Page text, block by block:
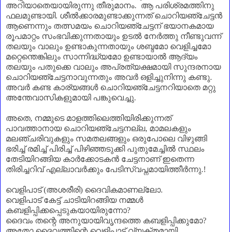
അറിയാതെയായിരുന്നു തീരുമാനം. ആ പരിശ്രമത്തിനു
ഫലമുണ്ടായി. ശീൽക്കാരമുണ്ടാക്കുന്നത് ചൊറിയഞ്ചേട്ടൻ
ആണെന്നും തത്സമയം ചൊറിയഞ്ചേട്ടന്‌ ഭയാനകമായ
രൂപമാറ്റം സംഭവിക്കുന്നതായും ഉടൽ നേർത്തു നീണ്ടുവന്ന്
തലയും വാലും ഉണ്ടാകുന്നതായും ശബ്ദമോ വെളിച്ചമോ
മറ്റെന്തെങ്കിലും സാന്നിദ്ധ്യമോ ഉണ്ടായാൽ ആദ്യം
തലയും പതുക്കെ വാലും അപ്രത്യക്ഷമായി സുന്ദരനായ
ചൊറിയഞ്ചേട്ടനാവുന്നതും അവർ ഒളിച്ചുനിന്നു കണ്ടു.
അവർ കണ്ട കാര്യങ്ങൾ ചൊറിയഞ്ചേട്ടനറിയാതെ മറ്റു
അന്തേവാസികളുമായി പങ്കുവെച്ചു.
അതെ, നമ്മുടെ മാളത്തിലെത്തിയിരിക്കുന്നത്
പാവത്താനായ ചൊറിയഞ്ചേട്ടനല്ല, മാമലകളും
മലഞ്ചരിവുകളും സമതലങ്ങളും ഒരുപോലെ വിഴുങ്ങി
ഭരിച്ച് രമിച്ച് പിരിച്ച് പിഴിഞ്ഞടുക്കി പുതുമേച്ചിൽ സ്ഥലം
തേടിയിറങ്ങിയ കാർക്കോടകൻ ചേട്ടനാണ്‌ ഇതെന്ന
തിരിച്ചറിവ് എല്ലാവർക്കും പേടിസ്വപ്നമായിത്തീർന്നു.!
വെളിപാട് (അശരീരി) ദൈവികമാണല്ലോ.
വെളിപാട് കേട്ട് ചാടിയിറങ്ങിയ നമ്മൾ
കബളിപ്പിക്കപ്പെടുകയായിരുന്നോ?
ദൈവം തന്റെ അനുയായിവൃന്ദത്തെ കബളിപ്പിക്കുമോ?